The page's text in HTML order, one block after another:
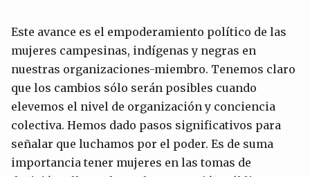
Este avance es el empoderamiento político de las
mujeres campesinas, indígenas y negras en
nuestras organizaciones-miembro. Tenemos claro
que los cambios sólo serán posibles cuando
elevemos el nivel de organización y conciencia
colectiva. Hemos dado pasos significativos para
señalar que luchamos por el poder. Es de suma
importancia tener mujeres en las tomas de